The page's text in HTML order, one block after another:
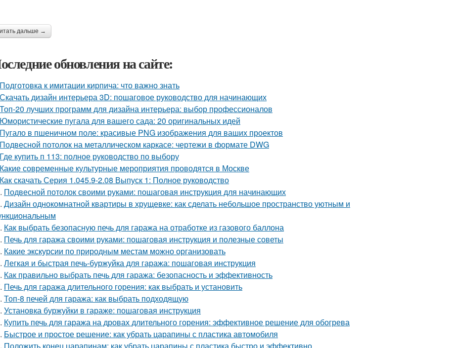
дальше →
обновления на сайте:
Подготовка к имитации кирпича: что важно знать
Скачать дизайн интерьера 3D: пошаговое руководство для начинающих
Топ-20 лучших программ для дизайна интерьера: выбор профессионалов
Юмористические пугала для вашего сада: 20 оригинальных идей
Пугало в пшеничном поле: красивые PNG изображения для ваших проектов
Подвесной потолок на металлическом каркасе: чертежи в формате DWG
Где купить п 113: полное руководство по выбору
Какие современные культурные мероприятия проводятся в Москве
Как скачать Серия 1.045.9-2.08 Выпуск 1: Полное руководство
Подвесной потолок своими руками: пошаговая инструкция для начинающих
Дизайн однокомнатной квартиры в хрущевке: как сделать небольшое пространство уютным и
Как выбрать безопасную печь для гаража на отработке из газового баллона
Печь для гаража своими руками: пошаговая инструкция и полезные советы
Какие экскурсии по природным местам можно организовать
Легкая и быстрая печь-буржуйка для гаража: пошаговая инструкция
Как правильно выбрать печь для гаража: безопасность и эффективность
Печь для гаража длительного горения: как выбрать и установить
Топ-8 печей для гаража: как выбрать подходящую
Установка буржуйки в гараже: пошаговая инструкция
Купить печь для гаража на дровах длительного горения: эффективное решение для обогрева
Быстрое и простое решение: как убрать царапины с пластика автомобиля